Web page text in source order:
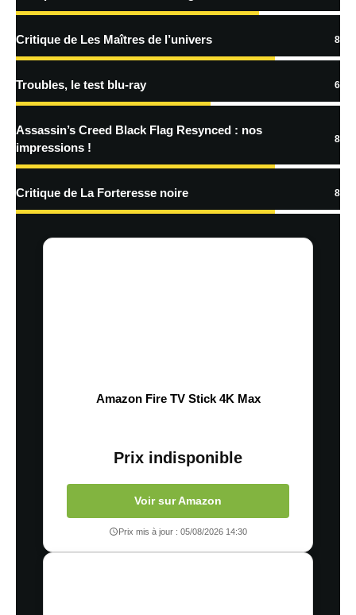
Critique de Les Maîtres de l’univers 8
Troubles, le test blu-ray 6
Assassin’s Creed Black Flag Resynced : nos
impressions !
8
Critique de La Forteresse noire 8
Amazon Fire TV Stick 4K Max
Prix indisponible
Voir sur Amazon
Prix mis à jour : 05/08/2026 14:30